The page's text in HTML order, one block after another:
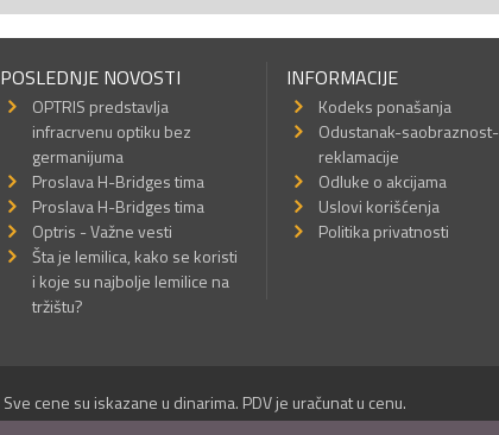
POSLEDNJE NOVOSTI
OPTRIS predstavlja
infracrvenu optiku bez
germanijuma
Proslava H-Bridges tima
Proslava H-Bridges tima
Optris - Važne vesti
Šta je lemilica, kako se koristi
i koje su najbolje lemilice na
tržištu?
INFORMACIJE
Kodeks ponašanja
Odustanak-saobraznost-
reklamacije
Odluke o akcijama
Uslovi korišćenja
Politika privatnosti
Sve cene su iskazane u dinarima. PDV je uračunat u cenu.
© Mikro Princ 1999 - 2026. Sva prava su zadržana.